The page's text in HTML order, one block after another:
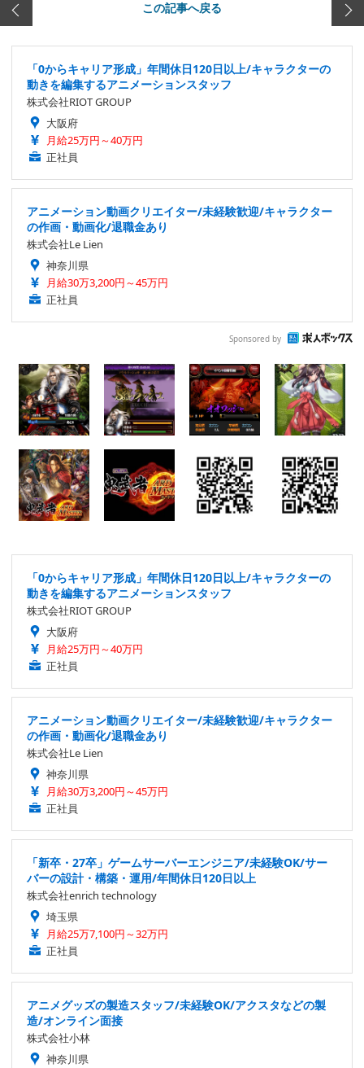
この記事へ戻る
「0からキャリア形成」年間休日120日以上/キャラクターの
動きを編集するアニメーションスタッフ
株式会社RIOT GROUP
大阪府
月給25万円～40万円
正社員
アニメーション動画クリエイター/未経験歓迎/キャラクター
の作画・動画化/退職金あり
株式会社Le Lien
神奈川県
月給30万3,200円～45万円
正社員
Sponsored by
「0からキャリア形成」年間休日120日以上/キャラクターの
動きを編集するアニメーションスタッフ
株式会社RIOT GROUP
大阪府
月給25万円～40万円
正社員
アニメーション動画クリエイター/未経験歓迎/キャラクター
の作画・動画化/退職金あり
株式会社Le Lien
神奈川県
月給30万3,200円～45万円
正社員
「新卒・27卒」ゲームサーバーエンジニア/未経験OK/サー
バーの設計・構築・運用/年間休日120日以上
株式会社enrich technology
埼玉県
月給25万7,100円～32万円
正社員
アニメグッズの製造スタッフ/未経験OK/アクスタなどの製
造/オンライン面接
株式会社小林
神奈川県